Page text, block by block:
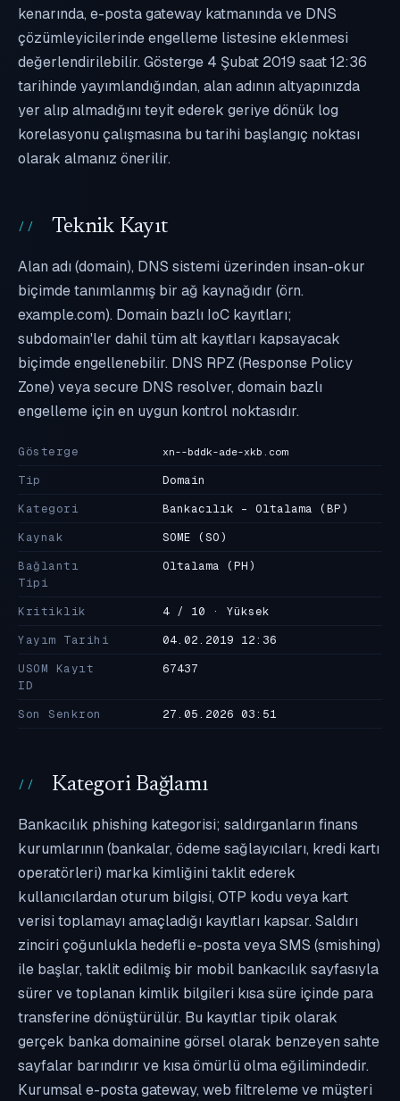
kenarında, e-posta gateway katmanında ve DNS
çözümleyicilerinde engelleme listesine eklenmesi
değerlendirilebilir. Gösterge 4 Şubat 2019 saat 12:36
tarihinde yayımlandığından, alan adının altyapınızda
yer alıp almadığını teyit ederek geriye dönük log
korelasyonu çalışmasına bu tarihi başlangıç noktası
olarak almanız önerilir.
Teknik Kayıt
Alan adı (domain), DNS sistemi üzerinden insan-okur
biçimde tanımlanmış bir ağ kaynağıdır (örn.
example.com). Domain bazlı IoC kayıtları;
subdomain'ler dahil tüm alt kayıtları kapsayacak
biçimde engellenebilir. DNS RPZ (Response Policy
Zone) veya secure DNS resolver, domain bazlı
engelleme için en uygun kontrol noktasıdır.
Gösterge xn--bddk-ade-xkb.com
Tip
Domain
Kategori
Bankacılık - Oltalama (BP)
Kaynak
SOME (SO)
Bağlantı
Tipi
Oltalama (PH)
Kritiklik
4 / 10 · Yüksek
Yayım Tarihi
04.02.2019 12:36
USOM Kayıt
ID
67437
Son Senkron 27.05.2026 03:51
Kategori Bağlamı
Bankacılık phishing kategorisi; saldırganların finans
kurumlarının (bankalar, ödeme sağlayıcıları, kredi kartı
operatörleri) marka kimliğini taklit ederek
kullanıcılardan oturum bilgisi, OTP kodu veya kart
verisi toplamayı amaçladığı kayıtları kapsar. Saldırı
zinciri çoğunlukla hedefli e-posta veya SMS (smishing)
ile başlar, taklit edilmiş bir mobil bankacılık sayfasıyla
sürer ve toplanan kimlik bilgileri kısa süre içinde para
transferine dönüştürülür. Bu kayıtlar tipik olarak
gerçek banka domainine görsel olarak benzeyen sahte
sayfalar barındırır ve kısa ömürlü olma eğilimindedir.
Kurumsal e-posta gateway, web filtreleme ve müşteri